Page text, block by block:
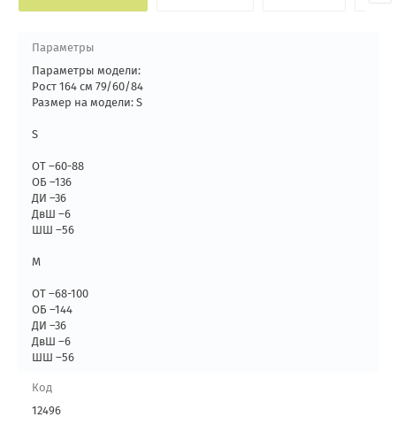
Параметры
Параметры модели:
Рост 164 см 79/60/84
Размер на модели: S
S
ОТ –60-88
ОБ –136
ДИ –36
ДвШ –6
ШШ –56
M
ОТ –68-100
ОБ –144
ДИ –36
ДвШ –6
ШШ –56
Код
12496